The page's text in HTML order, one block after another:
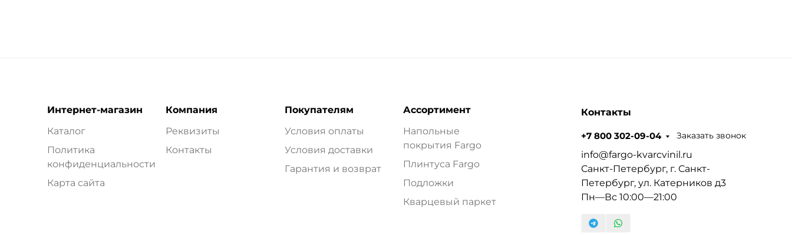
Интернет-магазин
Каталог
Политика
конфиденциальности
Карта сайта
Компания
Реквизиты
Контакты
Покупателям
Условия оплаты
Условия доставки
Гарантия и возврат
Ассортимент
Напольные
покрытия Fargo
Плинтуса Fargo
Подложки
Кварцевый паркет
Контакты
+7 800 302-09-04 Заказать звонок
info@fargo-kvarcvinil.ru
Санкт-Петербург, г. Санкт-
Петербург, ул. Катерников д3
Пн—Вс 10:00—21:00